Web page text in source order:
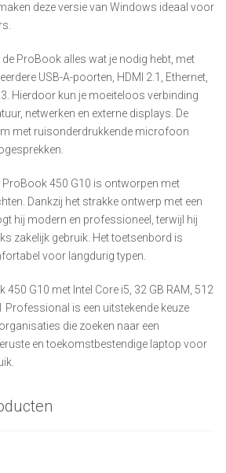
deze versie van Windows ideaal voor
ProBook alles wat je nodig hebt, met
USB-A-poorten, HDMI 2.1, Ethernet,
Hierdoor kun je moeiteloos verbinding
netwerken en externe displays. De
met ruisonderdrukkende microfoon
ProBook 450 G10 is ontworpen met
Dankzij het strakke ontwerp met een
hij modern en professioneel, terwijl hij
zakelijk gebruik. Het toetsenbord is
voor langdurig typen.
G10 met Intel Core i5, 32 GB RAM, 512
Professional is een uitstekende keuze
die zoeken naar een
en toekomstbestendige laptop voor